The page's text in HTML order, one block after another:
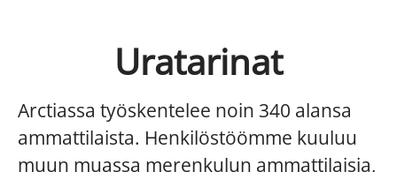
Uratarinat
Arctiassa työskentelee noin 340 alansa
ammattilaista. Henkilöstöömme kuuluu
muun muassa merenkulun ammattilaisia,